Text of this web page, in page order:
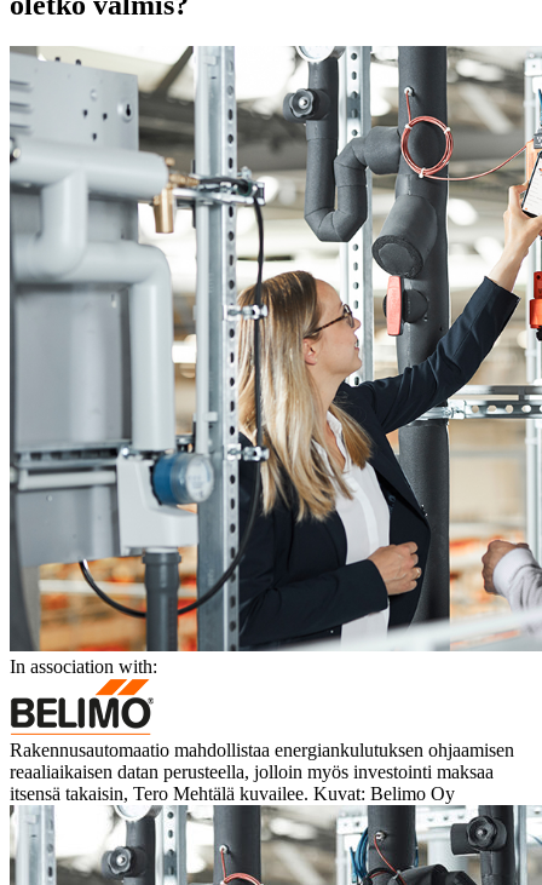
In association with:
Rakennusautomaatio mahdollistaa energiankulutuksen ohjaamisen
reaaliaikaisen datan perusteella, jolloin myös investointi maksaa
itsensä takaisin, Tero Mehtälä kuvailee. Kuvat: Belimo Oy